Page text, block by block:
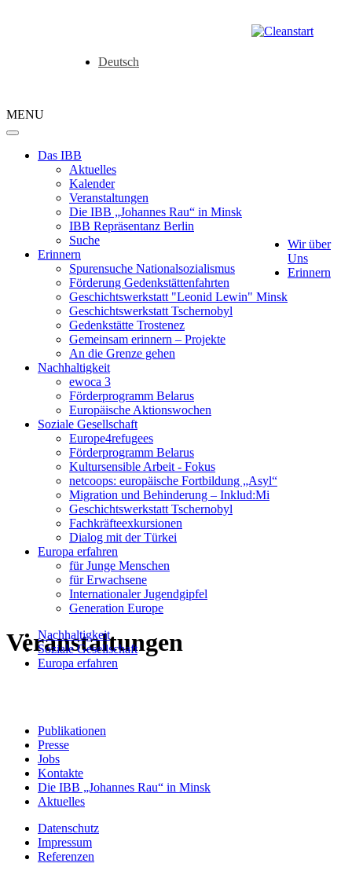
Deutsch
MENU
Das IBB
Aktuelles
Kalender
Veranstaltungen
Die IBB „Johannes Rau“ in Minsk
IBB Repräsentanz Berlin
Suche
Erinnern
Spurensuche Nationalsozialismus
Förderung Gedenkstättenfahrten
Geschichtswerkstatt "Leonid Lewin" Minsk
Geschichtswerkstatt Tschernobyl
Gedenkstätte Trostenez
Gemeinsam erinnern – Projekte
An die Grenze gehen
Nachhaltigkeit
ewoca 3
Förderprogramm Belarus
Europäische Aktionswochen
Soziale Gesellschaft
Europe4refugees
Förderprogramm Belarus
Kultursensible Arbeit - Fokus
netcoops: europäische Fortbildung „Asyl“
Migration und Behinderung – Inklud:Mi
Geschichtswerkstatt Tschernobyl
Fachkräfteexkursionen
Dialog mit der Türkei
Europa erfahren
für Junge Menschen
für Erwachsene
Internationaler Jugendgipfel
Generation Europe
Veranstaltungen
Wir über
Uns
Erinnern
Nachhaltigkeit
Soziale Gesellschaft
Europa erfahren
Publikationen
Presse
Jobs
Kontakte
Die IBB „Johannes Rau“ in Minsk
Aktuelles
Datenschutz
Impressum
Referenzen